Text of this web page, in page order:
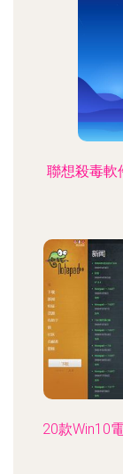
聯想殺毒軟
20款Win10